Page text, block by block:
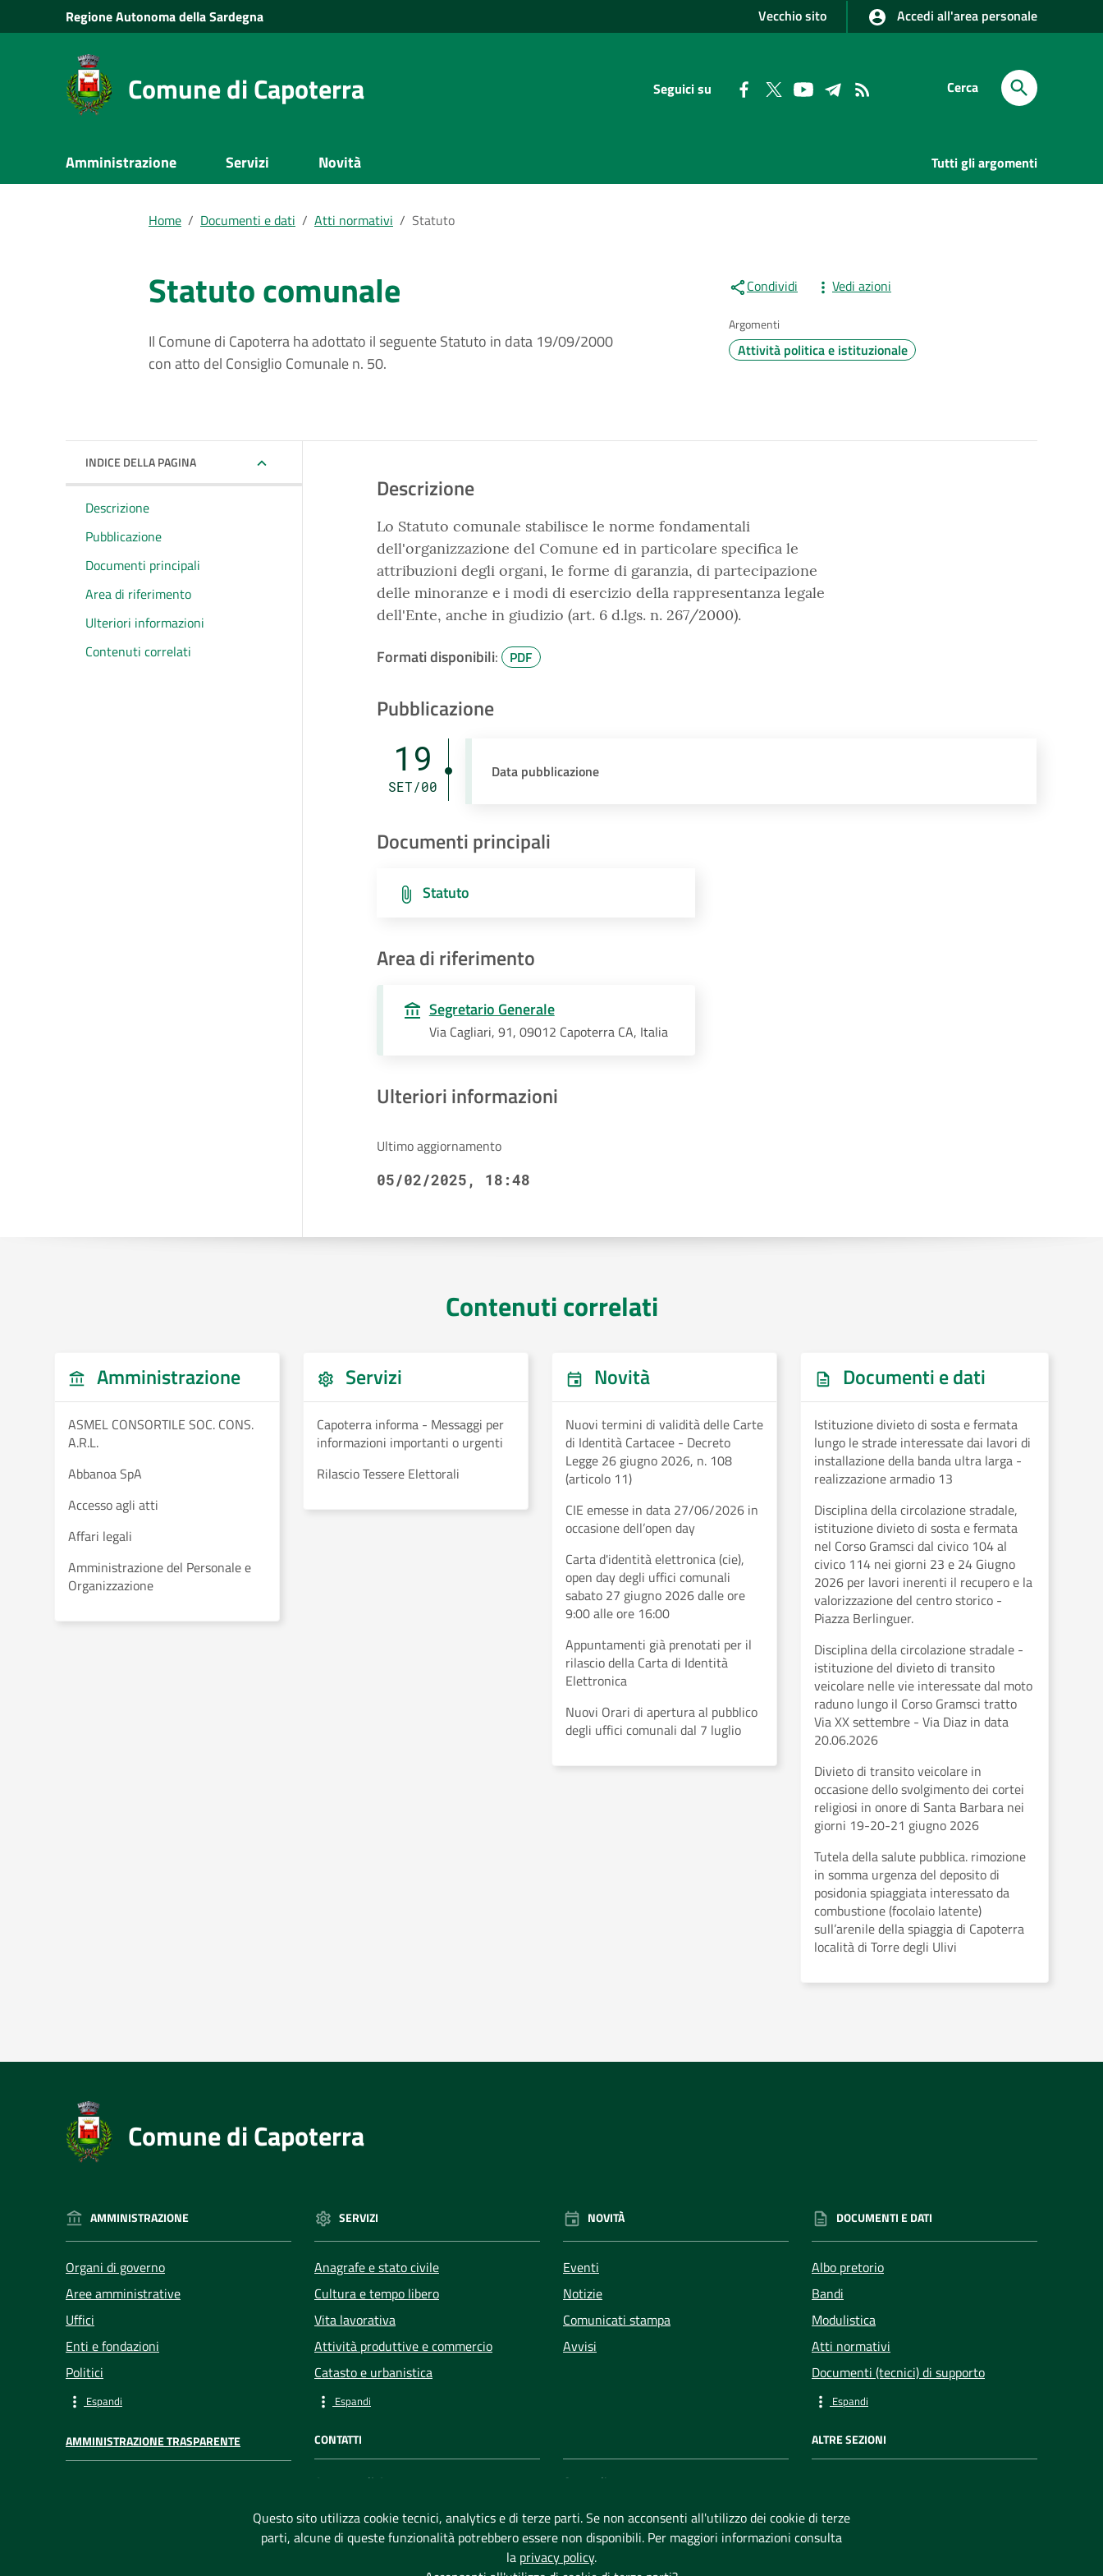
Vai al Contenuto
Vai alla navigazione del sito
Vai al Footer
RegioneAutonoma dellaSardegna Vecchio sito Accedi all'area personale
Comune di Capoterra Seguici su Cerca
Submenu
Amministrazione Servizi
Novità
Tutti gli argomenti
Home / Documenti e dati / Atti normativi / Statuto
Statuto comunale
Il Comune di Capoterra ha adottato il seguente Statuto in data 19/09/2000
con atto del Consiglio Comunale n. 50.
Condividi Vedi azioni
Argomenti
Attività politica e istituzionale
INDICE DELLA PAGINA
Descrizione
Pubblicazione
Documenti principali
Area di riferimento
Ulteriori informazioni
Contenuti correlati
Descrizione
Lo Statuto comunale stabilisce le norme fondamentali
dell'organizzazione del Comune ed in particolare specifica le
attribuzioni degli organi, le forme di garanzia, di partecipazione
delle minoranze e i modi di esercizio della rappresentanza legale
dell'Ente, anche in giudizio (art. 6 d.lgs. n. 267/2000).
Formati disponibili: PDF
Pubblicazione
19
SET/00
Data pubblicazione
Documenti principali
Statuto
Area di riferimento
Segretario Generale
Via Cagliari, 91, 09012 Capoterra CA, Italia
Ulteriori informazioni
Ultimo aggiornamento
05/02/2025, 18:48
Contenuti correlati
Amministrazione
ASMEL CONSORTILE SOC. CONS.
A.R.L.
Abbanoa SpA
Accesso agli atti
Affari legali
Amministrazione del Personale e
Organizzazione
Servizi
Capoterra informa - Messaggi per
informazioni importanti o urgenti
Rilascio Tessere Elettorali
Novità
Nuovi termini di validità delle Carte
di Identità Cartacee - Decreto
Legge 26 giugno 2026, n. 108
(articolo 11)
CIE emesse in data 27/06/2026 in
occasione dell’open day
Carta d'identità elettronica (cie),
open day degli uffici comunali
sabato 27 giugno 2026 dalle ore
9:00 alle ore 16:00
Appuntamenti già prenotati per il
rilascio della Carta di Identità
Elettronica
Nuovi Orari di apertura al pubblico
degli uffici comunali dal 7 luglio
Documenti e dati
Istituzione divieto di sosta e fermata
lungo le strade interessate dai lavori di
installazione della banda ultra larga -
realizzazione armadio 13
Disciplina della circolazione stradale,
istituzione divieto di sosta e fermata
nel Corso Gramsci dal civico 104 al
civico 114 nei giorni 23 e 24 Giugno
2026 per lavori inerenti il recupero e la
valorizzazione del centro storico -
Piazza Berlinguer.
Disciplina della circolazione stradale -
istituzione del divieto di transito
veicolare nelle vie interessate dal moto
raduno lungo il Corso Gramsci tratto
Via XX settembre - Via Diaz in data
20.06.2026
Divieto di transito veicolare in
occasione dello svolgimento dei cortei
religiosi in onore di Santa Barbara nei
giorni 19-20-21 giugno 2026
Tutela della salute pubblica. rimozione
in somma urgenza del deposito di
posidonia spiaggiata interessato da
combustione (focolaio latente)
sull’arenile della spiaggia di Capoterra
località di Torre degli Ulivi
Comune di Capoterra
AMMINISTRAZIONE
Organi di governo
Aree amministrative
Uffici
Enti e fondazioni
Politici
Espandi
SERVIZI
Anagrafe e stato civile
Cultura e tempo libero
Vita lavorativa
Attività produttive e commercio
Catasto e urbanistica
Espandi
NOVITÀ
Eventi
Notizie
Comunicati stampa
Avvisi
DOCUMENTI E DATI
Albo pretorio
Bandi
Modulistica
Atti normativi
Documenti (tecnici) di supporto
Espandi
AMMINISTRAZIONE TRASPARENTE CONTATTI
Comune di Capoterra
Codice fiscale: 80018070922
P. IVA:00591090923
Centralino: +39 0707239211
Email e Posta Elettronica Certificata
URP - Ufficio Relazioni con il Pubblico
Rubrica dipendenti
ALTRE SEZIONI
Questo sito utilizza cookie tecnici, analytics e di terze parti. Se non acconsenti all'utilizzo dei cookie di terze
parti, alcune di queste funzionalità potrebbero essere non disponibili. Per maggiori informazioni consulta
la privacy policy.